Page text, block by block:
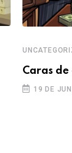
Caras
19 DE